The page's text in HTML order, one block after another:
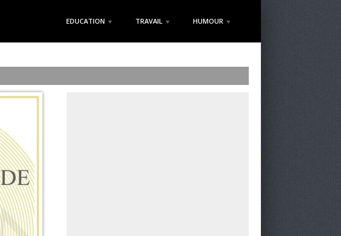
EDUCATION TRAVAIL HUMOUR